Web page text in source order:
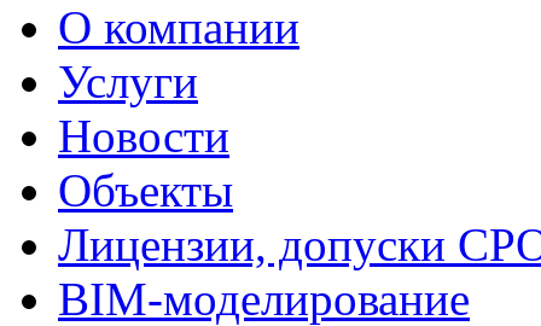
О компании
Услуги
Новости
Объекты
Лицензии, допуски
BIM-моделирование